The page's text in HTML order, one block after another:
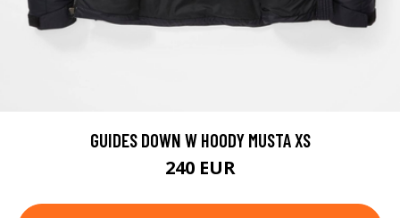
GUIDES DOWN W HOODY MUSTA XS
240 EUR